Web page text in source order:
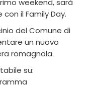
weekend, sarà
il Family Day.
del Comune di
un nuovo
romagnola.
su: